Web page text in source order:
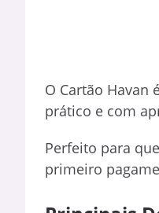
O Cartão Havan
prático e com
Perfeito para
primeiro